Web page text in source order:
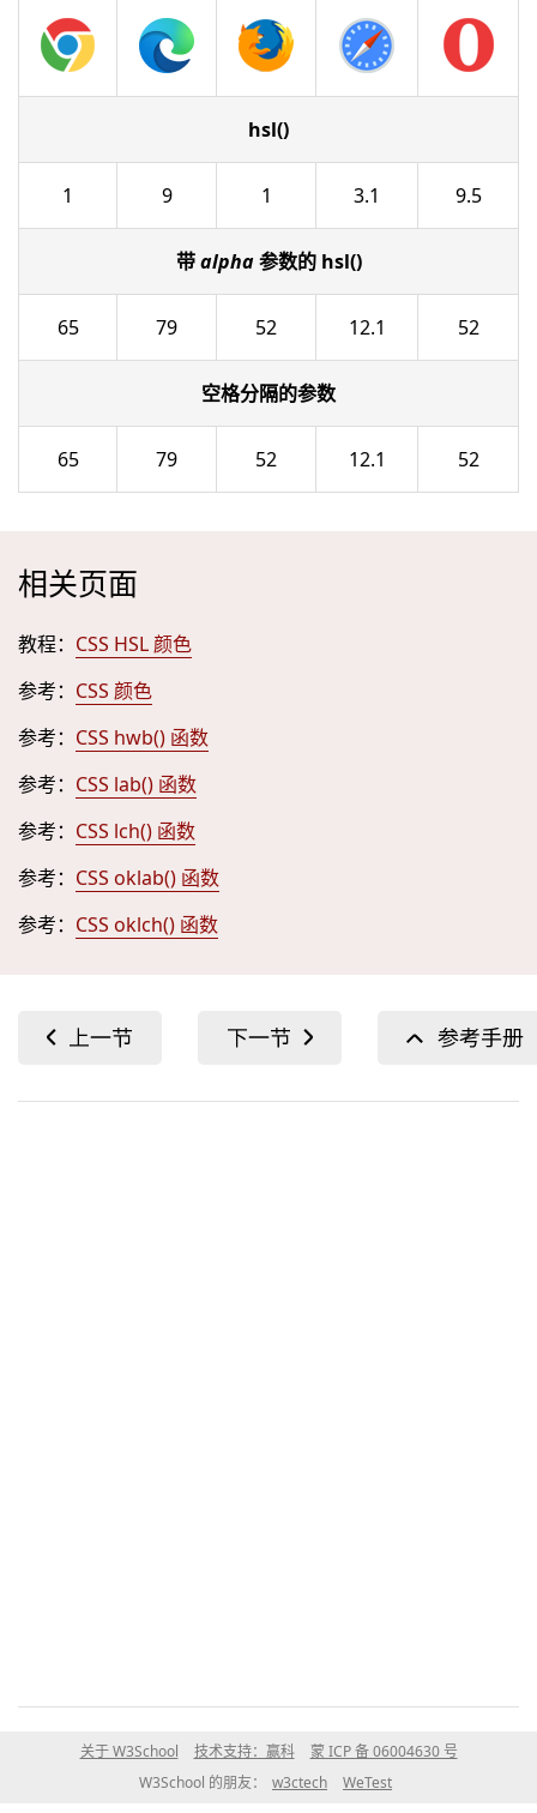
hsl()
1 9 1 3.1 9.5
带alpha参数的 hsl()
65 79 52 12.1 52
空格分隔的参数
65 79 52 12.1 52
相关页面
教程： CSS HSL 颜色
参考： CSS 颜色
参考： CSS hwb() 函数
参考： CSS lab() 函数
参考： CSS lch() 函数
参考： CSS oklab() 函数
参考： CSS oklch() 函数
关于 W3School 技术支持：赢科
蒙 ICP 备 06004630 号
W3School 的朋友：
w3ctech WeTest